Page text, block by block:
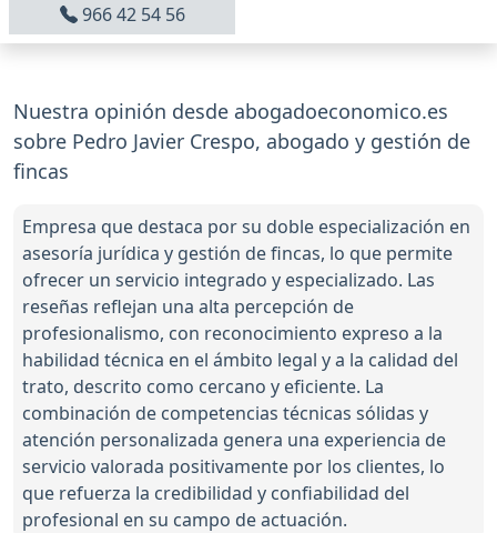
966 42 54 56
Nuestra opinión desde abogadoeconomico.es
sobre Pedro Javier Crespo, abogado y gestión de
fincas
Empresa que destaca por su doble especialización en
asesoría jurídica y gestión de fincas, lo que permite
ofrecer un servicio integrado y especializado. Las
reseñas reflejan una alta percepción de
profesionalismo, con reconocimiento expreso a la
habilidad técnica en el ámbito legal y a la calidad del
trato, descrito como cercano y eficiente. La
combinación de competencias técnicas sólidas y
atención personalizada genera una experiencia de
servicio valorada positivamente por los clientes, lo
que refuerza la credibilidad y confiabilidad del
profesional en su campo de actuación.